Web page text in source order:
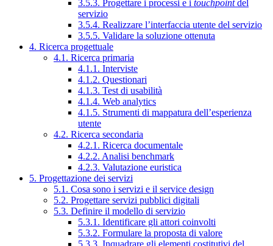
3.5.3. Progettare i processi e i touchpointdel
servizio
3.5.4. Realizzare l’interfaccia utente del servizio
3.5.5. Validare la soluzione ottenuta
4. Ricerca progettuale
4.1. Ricerca primaria
4.1.1. Interviste
4.1.2. Questionari
4.1.3. Test di usabilità
4.1.4. Web analytics
4.1.5. Strumenti di mappatura dell’esperienza
utente
4.2. Ricerca secondaria
4.2.1. Ricerca documentale
4.2.2. Analisi benchmark
4.2.3. Valutazione euristica
5. Progettazione dei servizi
5.1. Cosa sono i servizi e il service design
5.2. Progettare servizi pubblici digitali
5.3. Definire il modello di servizio
5.3.1. Identificare gli attori coinvolti
5.3.2. Formulare la proposta di valore
5.3.3. Inquadrare gli elementi costitutivi del